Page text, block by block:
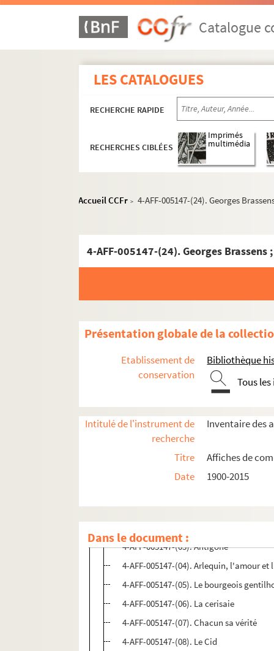
Catalogue
LES CATALOGUES
RECHERCHE RAPIDE
RECHERCHES CIBLÉES
Imprimés
multimédia
Accueil CCFr > 4-AFF-005147-(24). Georges
4-AFF-005147-(24). Georges Brassens
Présentation globale de la
Etablissement de
conservation
Bibliothèque
Tous
Intitulé de l'instrument de
recherche
Inventaire des
Titre
Affiches de
Date
1900-2015
Dans le document :
Compagnies théâtrales et cirques
Entreprises de tournées
Galas Bernard Pradier
Galas Karsenty-Herbert
Spectacles 2000
Spectacles Jean-Michel Rouzière
Les Spectacles Rémy Renoux
Théâtre Actuel
Tournées André Sanlaville
4-AFF-005147-(01). L'aiglon
4-AFF-005147-(03). Antigone
4-AFF-005147-(04). Arlequin, l'amour et
4-AFF-005147-(05). Le bourgeois
4-AFF-005147-(06). La cerisaie
4-AFF-005147-(07). Chacun sa vérité
4-AFF-005147-(08). Le Cid